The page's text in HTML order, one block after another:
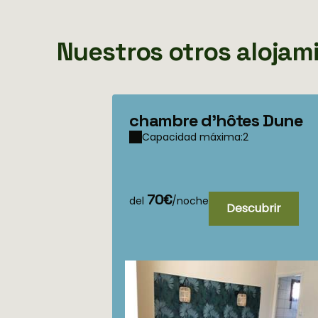
Nuestros otros
chambre d'hôtes Dune
Capacidad máxima:2
del 70€/noche Descubrir